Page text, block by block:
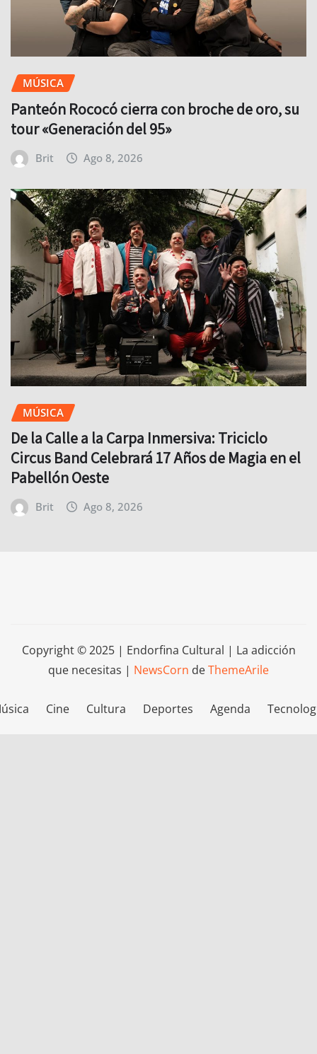
MÚSICA
Panteón Rococó cierra con broche de oro, su
tour «Generación del 95»
Brit Ago 8, 2026
MÚSICA
De la Calle a la Carpa Inmersiva: Triciclo
Circus Band Celebrará 17 Años de Magia en el
Pabellón Oeste
Brit Ago 8, 2026
Copyright © 2025 | Endorfina Cultural | La adicción
que necesitas | NewsCorn deThemeArile
Cine Cultura Deportes Agenda